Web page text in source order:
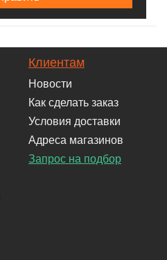
Клиентам
Новости
Как сделать заказ
Условия доставки
Адреса магазинов
Запрос на подбор